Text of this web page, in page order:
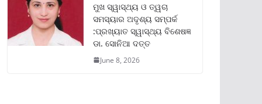
ମୁଖ ସ୍ୱାସ୍ଥ୍ୟ ଓ ତ୍ୱଚା
ସମସ୍ୟାର ଅଦୃଶ୍ୟ ସମ୍ପର୍କ
:ପ୍ରଖ୍ୟାତ ସ୍ୱାସ୍ଥ୍ୟ ବିଶେଷଜ୍ଞ
ଡା. ସୋନିଆ ଦତ୍ତ
June 8, 2026